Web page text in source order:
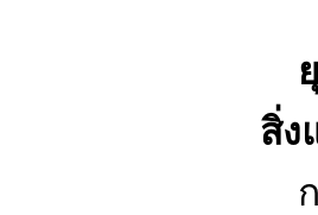
ยุ
สิ่ง
ก